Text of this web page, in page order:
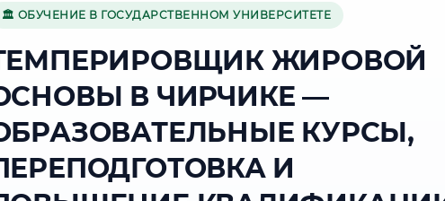
🏛 ОБУЧЕНИЕ В ГОСУДАРСТВЕННОМ УНИВЕРСИТЕТЕ
ЖИРОВОЙ
В ЧИРЧИКЕ —
КУРСЫ,
И